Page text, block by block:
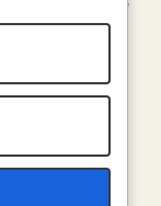
m
Malone
2021